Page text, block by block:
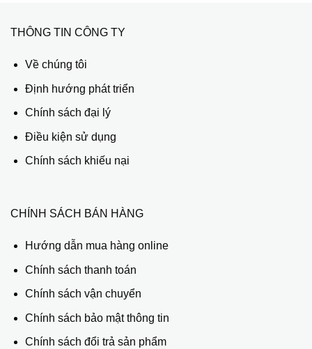
THÔNG TIN CÔNG TY
Về chúng tôi
Định hướng phát triển
Chính sách đại lý
Điều kiện sử dụng
Chính sách khiếu nại
CHÍNH SÁCH BÁN HÀNG
Hướng dẫn mua hàng online
Chính sách thanh toán
Chính sách vận chuyển
Chính sách bảo mật thông tin
Chính sách đổi trả sản phẩm